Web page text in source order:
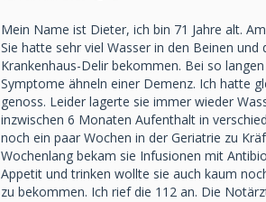
Mein Name ist Dieter, ich bin 71 Jahre alt.
Sie hatte sehr viel Wasser in den Beinen
Krankenhaus-Delir bekommen. Bei so
Symptome ähneln einer Demenz. Ich hatte
genoss. Leider lagerte sie immer wieder
inzwischen 6 Monaten Aufenthalt in
noch ein paar Wochen in der Geriatrie zu
Wochenlang bekam sie Infusionen mit
Appetit und trinken wollte sie auch kaum
zu bekommen. Ich rief die 112 an. Die